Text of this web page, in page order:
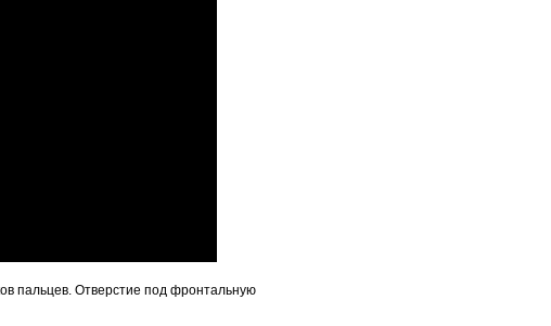
пальцев. Отверстие под фронтальную